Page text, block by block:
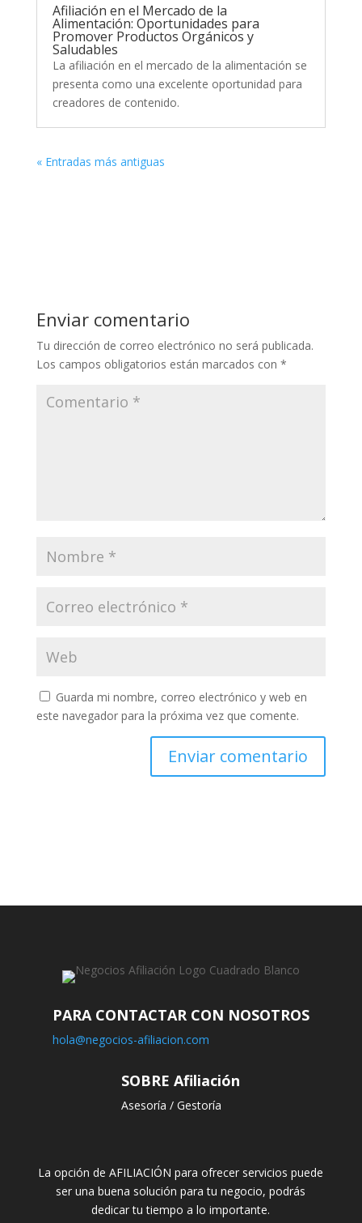
Afiliación en el Mercado de la
Alimentación: Oportunidades para
Promover Productos Orgánicos y
Saludables
La afiliación en el mercado de la alimentación se
presenta como una excelente oportunidad para
creadores de contenido.
« Entradas más antiguas
Enviar comentario
Tu dirección de correo electrónico no será publicada.
Los campos obligatorios están marcados con *
Guarda mi nombre, correo electrónico y web en
este navegador para la próxima vez que comente.
PARA CONTACTAR CON NOSOTROS
hola@negocios-afiliacion.com
SOBRE Afiliación
Asesoría / Gestoría
La opción de AFILIACIÓN para ofrecer servicios puede
ser una buena solución para tu negocio, podrás
dedicar tu tiempo a lo importante.